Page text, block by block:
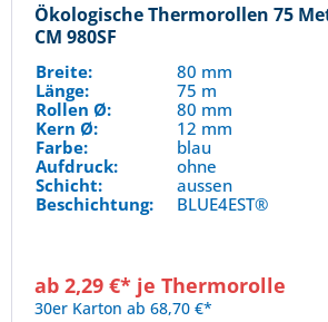
Ökologische Thermorollen 75
CM 980SF
Breite:
80 mm
Länge:
75 m
Rollen Ø:
80 mm
Kern Ø:
12 mm
Farbe:
blau
Aufdruck:
ohne
Schicht:
aussen
Beschichtung:
BLUE4EST®
ab 2,29 €* je Thermorolle
30er Karton ab 68,70 €*